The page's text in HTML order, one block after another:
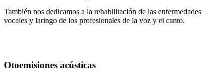
También nos dedicamos a la rehabilitación de las enfermedades
vocales y laringo de los profesionales de la voz y el canto.
Otoemisiones acústicas